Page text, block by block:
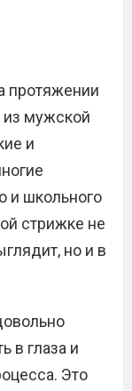
протяжении
из мужской
и
и школьного
стрижке не
но и в
в глаза и
Это